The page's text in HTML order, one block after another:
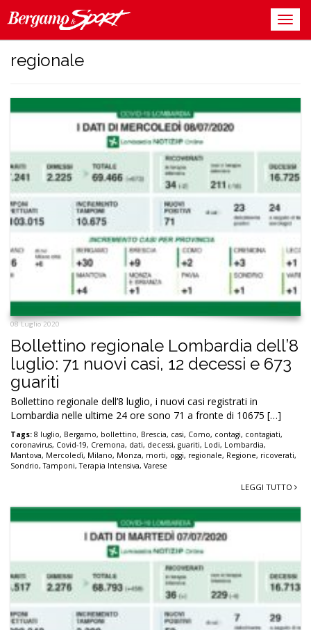
regionale
08 Luglio 2020
Bollettino regionale Lombardia dell’8
luglio: 71 nuovi casi, 12 decessi e 673
guariti
Bollettino regionale dell’8 luglio, i nuovi casi registrati in
Lombardia nelle ultime 24 ore sono 71 a fronte di 10675 […]
Tags: 8 luglio, Bergamo, bollettino, Brescia, casi, Como, contagi, contagiati,
coronavirus, Covid-19, Cremona, dati, decessi, guariti, Lodi, Lombardia,
Mantova, Mercoledì, Milano, Monza, morti, oggi, regionale, Regione, ricoverati,
Sondrio,Tamponi,Terapia Intensiva, Varese
LEGGI TUTTO